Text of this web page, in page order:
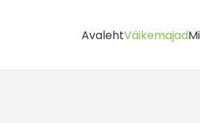
AvalehtVäikemajad